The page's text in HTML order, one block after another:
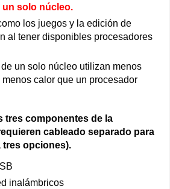
solo núcleo.
los juegos y la edición de
al tener disponibles procesadores
un solo núcleo utilizan menos
calor que un procesador
tres componentes de la
cableado separado para
tres opciones).
inalámbricos